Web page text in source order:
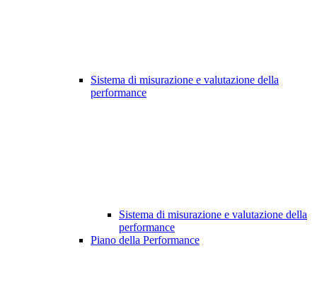
Sistema di misurazione e valutazione della
performance
Sistema di misurazione e valutazione della
performance
Piano della Performance